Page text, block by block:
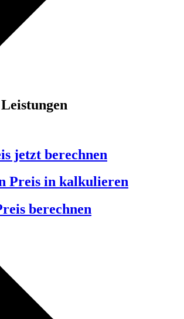
jetzt berechnen
Preis in kalkulieren
berechnen